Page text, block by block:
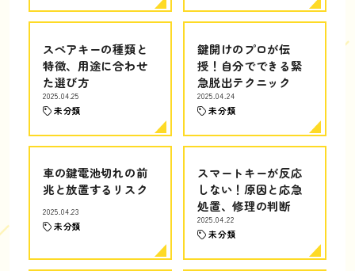
スペアキーの種類と
特徴、用途に合わせ
た選び方
2025.04.25
未分類
鍵開けのプロが伝
授！自分でできる緊
急脱出テクニック
2025.04.24
未分類
車の鍵電池切れの前
兆と放置するリスク
2025.04.23
未分類
スマートキーが反応
しない！原因と応急
処置、修理の判断
2025.04.22
未分類